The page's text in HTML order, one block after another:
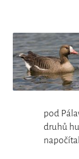
pod
druhů